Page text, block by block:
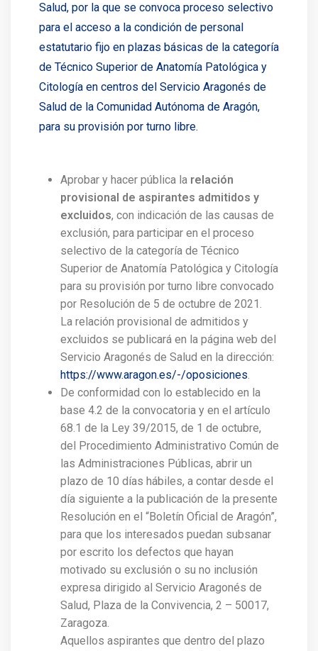
Salud, por la que se convoca proceso selectivo
para el acceso a la condición de personal
estatutario fijo en plazas básicas de la categoría
de Técnico Superior de Anatomía Patológica y
Citología en centros del Servicio Aragonés de
Salud de la Comunidad Autónoma de Aragón,
para su provisión por turno libre.
Aprobar y hacer pública la relación
provisional de aspirantes admitidos y
excluidos, con indicación de las causas de
exclusión, para participar en el proceso
selectivo de la categoría de Técnico
Superior de Anatomía Patológica y Citología
para su provisión por turno libre convocado
por Resolución de 5 de octubre de 2021.
La relación provisional de admitidos y
excluidos se publicará en la página web del
Servicio Aragonés de Salud en la dirección:
https://www.aragon.es/-/oposiciones.
De conformidad con lo establecido en la
base 4.2 de la convocatoria y en el artículo
68.1 de la Ley 39/2015, de 1 de octubre,
del Procedimiento Administrativo Común de
las Administraciones Públicas, abrir un
plazo de 10 días hábiles, a contar desde el
día siguiente a la publicación de la presente
Resolución en el “Boletín Oficial de Aragón”,
para que los interesados puedan subsanar
por escrito los defectos que hayan
motivado su exclusión o su no inclusión
expresa dirigido al Servicio Aragonés de
Salud, Plaza de la Convivencia, 2 – 50017,
Zaragoza.
Aquellos aspirantes que dentro del plazo